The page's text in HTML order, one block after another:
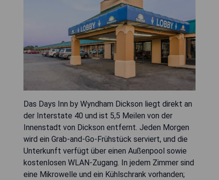
Das Days Inn by Wyndham Dickson liegt direkt an
der Interstate 40 und ist 5,5 Meilen von der
Innenstadt von Dickson entfernt. Jeden Morgen
wird ein Grab-and-Go-Frühstück serviert, und die
Unterkunft verfügt über einen Außenpool sowie
kostenlosen WLAN-Zugang. In jedem Zimmer sind
eine Mikrowelle und ein Kühlschrank vorhanden;